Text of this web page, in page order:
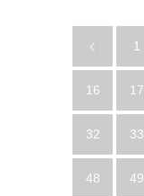
1
16 17
32 33
48 49